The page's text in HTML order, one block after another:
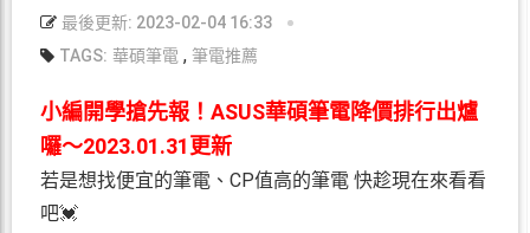
最後更新: 2023-02-04 16:33
TAGS: 華碩筆電, 筆電推薦
小編開學搶先報！ASUS華碩筆電降價排行出爐
囉～2023.01.31更新
若是想找便宜的筆電、CP值高的筆電 快趁現在來看看
吧💓